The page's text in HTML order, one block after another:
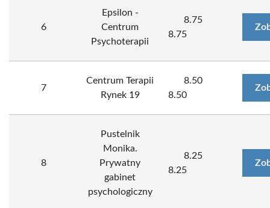
6
Epsilon -
Centrum
Psychoterapii
8.75
8.75
7
Centrum Terapii
Rynek 19
8.50
8.50
8
Pustelnik
Monika.
Prywatny
gabinet
psychologiczny
8.25
8.25